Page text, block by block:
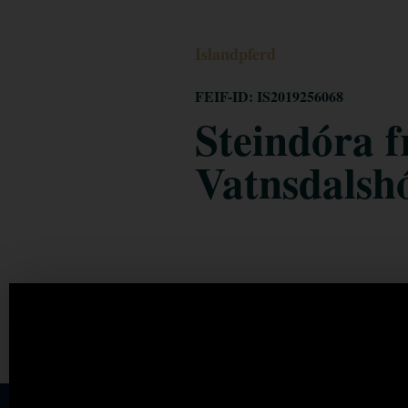
Islandpferd
FEIF-ID: IS2019256068
Steindóra